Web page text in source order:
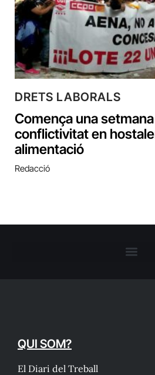
DRETS LABORALS
Comença una
conflictivitat en
alimentació
Redacció
QUI SOM?
El Diari del Treball